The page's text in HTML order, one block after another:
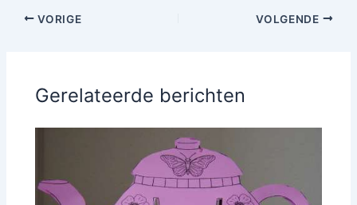
VORIGE VOLGENDE
Gerelateerde berichten